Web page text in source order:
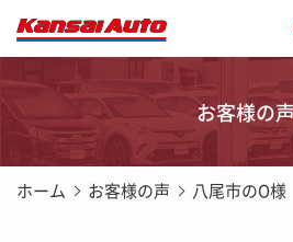
お客様の声
ホーム お客様の声 八尾市のO様